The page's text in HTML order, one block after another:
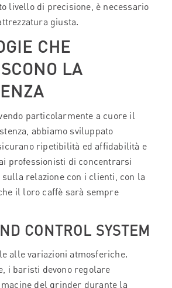
livello di precisione, è necessario
giusta.
CHE
LA
particolarmente a cuore il
abbiamo sviluppato
ripetibilità ed affidabilità e
professionisti di concentrarsi
relazione con i clienti, con la
il loro caffè sarà sempre
CONTROL SYSTEM
alle variazioni atmosferiche.
i baristi devono regolare
del grinder durante la